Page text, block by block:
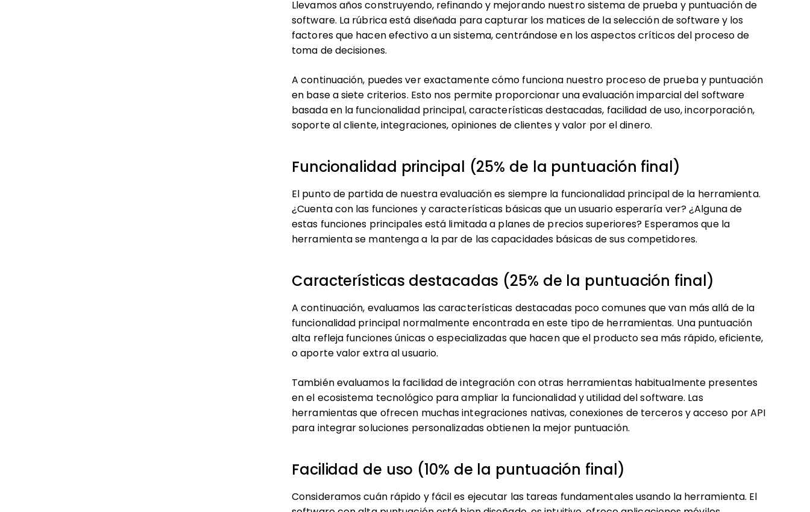
Llevamos años construyendo, refinando y mejorando nuestro sistema de prueba y puntuación de
software. La rúbrica está diseñada para capturar los matices de la selección de software y los
factores que hacen efectivo a un sistema, centrándose en los aspectos críticos del proceso de
toma de decisiones.
A continuación, puedes ver exactamente cómo funciona nuestro proceso de prueba y puntuación
en base a siete criterios. Esto nos permite proporcionar una evaluación imparcial del software
basada en la funcionalidad principal, características destacadas, facilidad de uso, incorporación,
soporte al cliente, integraciones, opiniones de clientes y valor por el dinero.
Funcionalidad principal (25% de la puntuación final)
El punto de partida de nuestra evaluación es siempre la funcionalidad principal de la herramienta.
¿Cuenta con las funciones y características básicas que un usuario esperaría ver? ¿Alguna de
estas funciones principales está limitada a planes de precios superiores? Esperamos que la
herramienta se mantenga a la par de las capacidades básicas de sus competidores.
Características destacadas (25% de la puntuación final)
A continuación, evaluamos las características destacadas poco comunes que van más allá de la
funcionalidad principal normalmente encontrada en este tipo de herramientas. Una puntuación
alta refleja funciones únicas o especializadas que hacen que el producto sea más rápido, eficiente,
o aporte valor extra al usuario.
También evaluamos la facilidad de integración con otras herramientas habitualmente presentes
en el ecosistema tecnológico para ampliar la funcionalidad y utilidad del software. Las
herramientas que ofrecen muchas integraciones nativas, conexiones de terceros y acceso por API
para integrar soluciones personalizadas obtienen la mejor puntuación.
Facilidad de uso (10% de la puntuación final)
Consideramos cuán rápido y fácil es ejecutar las tareas fundamentales usando la herramienta. El